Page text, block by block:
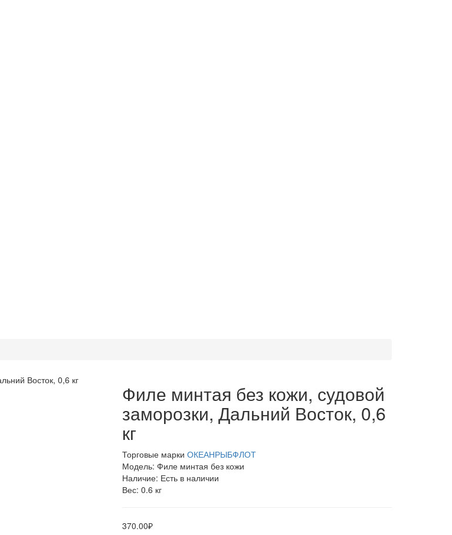
Филе минтая без кожи, судовой
заморозки, Дальний Восток, 0,6
кг
Торговые марки ОКЕАНРЫБФЛОТ
Модель: Филе минтая без кожи
Наличие: Есть в наличии
Вес: 0.6 кг
370.00₽